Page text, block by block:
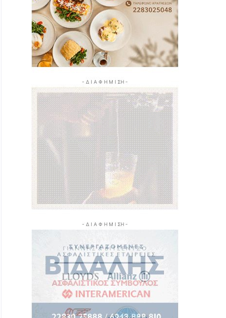
- Δ Ι Α Φ Η Μ Ι ΣΗ -
- Δ Ι Α Φ Η Μ Ι ΣΗ -